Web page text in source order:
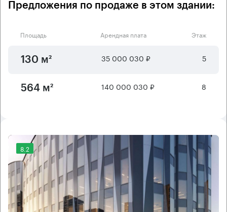
Предложения по продаже в этом здании:
Площадь Арендная плата Этаж
130 м² 35 000 030 ₽ 5
564 м² 140 000 030 ₽ 8
8.2